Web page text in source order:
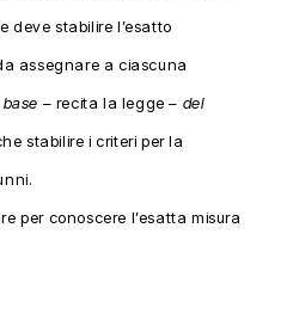
deve stabilire l’esatto
assegnare a ciascuna
base – recita la legge – del
stabilire i criteri per la
per conoscere l’esatta misura